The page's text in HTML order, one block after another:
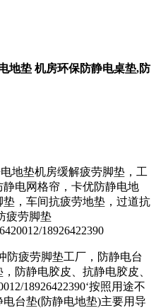
地垫 机房环保防静电桌垫,防
地垫机房缓解疲劳脚垫，工
电网格帘，卡优防静电地
，车间抗疲劳地垫，过道抗
疲劳脚垫
18926422390
防疲劳脚垫工厂，防静电台
防静电胶皮、抗静电胶皮、
18926422390‘按照用途不
台垫(防静电地垫)主要用导